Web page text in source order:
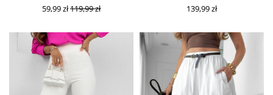
59,99 zł119,99 zł 139,99 zł